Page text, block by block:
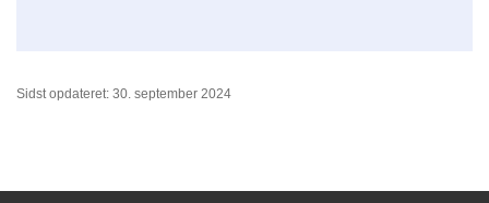
Sidst opdateret: 30. september 2024